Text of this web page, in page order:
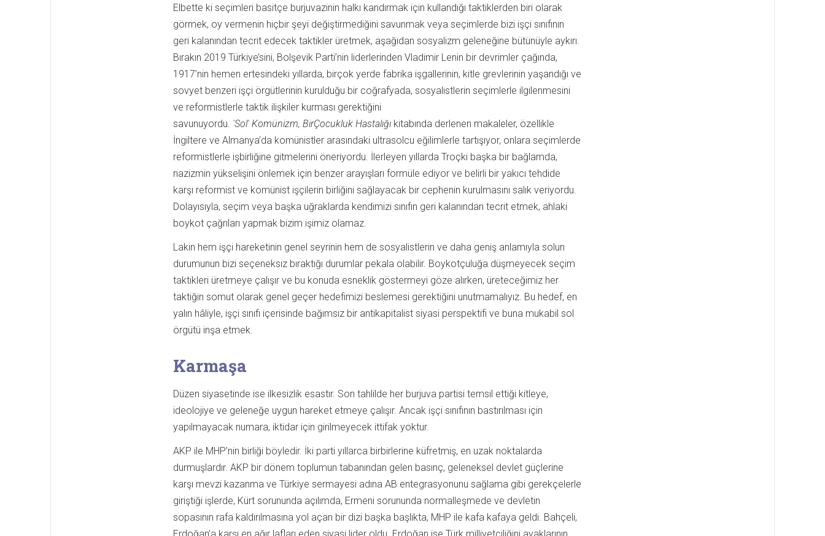
Elbette ki seçimleri basitçe burjuvazinin halkı kandırmak için kullandığı taktiklerden biri olarak
görmek, oy vermenin hiçbir şeyi değiştirmediğini savunmak veya seçimlerde bizi işçi sınıfının
geri kalanından tecrit edecek taktikler üretmek, aşağıdan sosyalizm geleneğine bütünüyle aykırı.
Bırakın 2019 Türkiye’sini, Bolşevik Parti’nin liderlerinden Vladimir Lenin bir devrimler çağında,
1917’nin hemen ertesindeki yıllarda, birçok yerde fabrika işgallerinin, kitle grevlerinin yaşandığı ve
sovyet benzeri işçi örgütlerinin kurulduğu bir coğrafyada, sosyalistlerin seçimlerle ilgilenmesini
ve reformistlerle taktik ilişkiler kurması gerektiğini
savunuyordu. 'Sol' Komünizm, BirÇocukluk Hastalığı kitabında derlenen makaleler, özellikle
İngiltere ve Almanya’da komünistler arasındaki ultrasolcu eğilimlerle tartışıyor, onlara seçimlerde
reformistlerle işbirliğine gitmelerini öneriyordu. İlerleyen yıllarda Troçki başka bir bağlamda,
nazizmin yükselişini önlemek için benzer arayışları formüle ediyor ve belirli bir yakıcı tehdide
karşı reformist ve komünist işçilerin birliğini sağlayacak bir cephenin kurulmasını salık veriyordu.
Dolayısıyla, seçim veya başka uğraklarda kendimizi sınıfın geri kalanından tecrit etmek, ahlaki
boykot çağrıları yapmak bizim işimiz olamaz.
Lakin hem işçi hareketinin genel seyrinin hem de sosyalistlerin ve daha geniş anlamıyla solun
durumunun bizi seçeneksiz bıraktığı durumlar pekala olabilir. Boykotçuluğa düşmeyecek seçim
taktikleri üretmeye çalışır ve bu konuda esneklik göstermeyi göze alırken, üreteceğimiz her
taktiğin somut olarak genel geçer hedefimizi beslemesi gerektiğini unutmamalıyız. Bu hedef, en
yalın hâliyle, işçi sınıfı içerisinde bağımsız bir antikapitalist siyasi perspektifi ve buna mukabil sol
örgütü inşa etmek.
Karmaşa
Düzen siyasetinde ise ilkesizlik esastır. Son tahlilde her burjuva partisi temsil ettiği kitleye,
ideolojiye ve geleneğe uygun hareket etmeye çalışır. Ancak işçi sınıfının bastırılması için
yapılmayacak numara, iktidar için girilmeyecek ittifak yoktur.
AKP ile MHP’nin birliği böyledir. İki parti yıllarca birbirlerine küfretmiş, en uzak noktalarda
durmuşlardır. AKP bir dönem toplumun tabanından gelen basınç, geleneksel devlet güçlerine
karşı mevzi kazanma ve Türkiye sermayesi adına AB entegrasyonunu sağlama gibi gerekçelerle
giriştiği işlerde, Kürt sorununda açılımda, Ermeni sorununda normalleşmede ve devletin
sopasının rafa kaldırılmasına yol açan bir dizi başka başlıkta, MHP ile kafa kafaya geldi. Bahçeli,